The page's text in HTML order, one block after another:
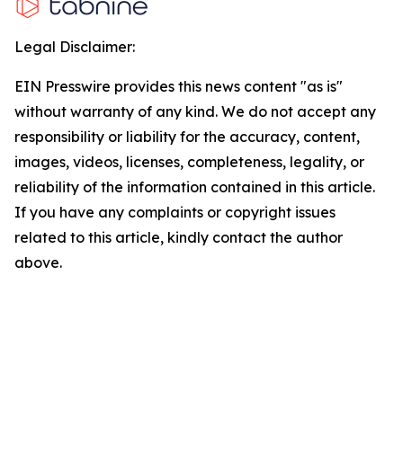
Legal Disclaimer:
EIN Presswire provides this news content "as is"
without warranty of any kind. We do not accept any
responsibility or liability for the accuracy, content,
images, videos, licenses, completeness, legality, or
reliability of the information contained in this article.
If you have any complaints or copyright issues
related to this article, kindly contact the author
above.